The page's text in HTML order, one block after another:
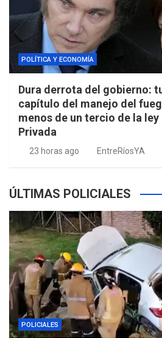
POLÍTICA Y ECONOMÍA
Dura derrota del gobierno:
capítulo del manejo del
menos de un tercio de la ley
Privada
23 horas ago EntreRíosYA
ÚLTIMAS POLICIALES
POLICIALES